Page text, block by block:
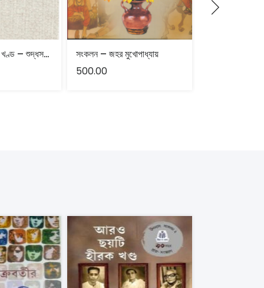
মহাভারত : দ্বিতীয় খণ্ড – শুদ্ধসত্ত্ব ঘোষ
সংকলন – জহর মুখোপাধ্যায়
500.00